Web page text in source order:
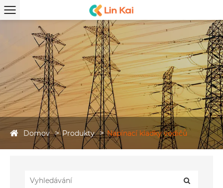
Domov Produkty Napínací kladky vodičů